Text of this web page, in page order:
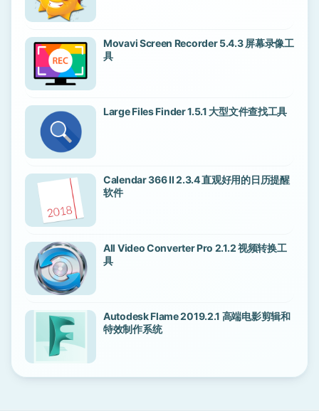
Movavi Screen Recorder 5.4.3 屏幕录像工
具
Large Files Finder 1.5.1 大型文件查找工具
Calendar 366 II 2.3.4 直观好用的日历提醒
软件
All Video Converter Pro 2.1.2 视频转换工
具
Autodesk Flame 2019.2.1 高端电影剪辑和
特效制作系统